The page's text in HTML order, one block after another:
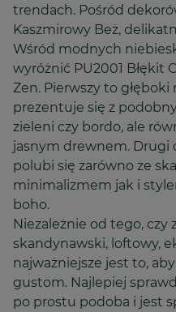
trendach. Pośród
Kaszmirowy Beż,
Wśród modnych
wyróżnić PU2001 Błękit
Zen. Pierwszy to
prezentuje się z
zieleni czy bordo, ale
jasnym drewnem. Drugi
polubi się zarówno ze
minimalizmem jak i
boho.
Niezależnie od tego, czy
skandynawski, loftowy,
najważniejsze jest to,
gustom. Najlepiej
po prostu podoba i jest